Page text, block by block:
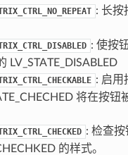
: 长按
: 使按
LV_STATE_DISABLED
: 启用
将在按
: 检查按
的样式。